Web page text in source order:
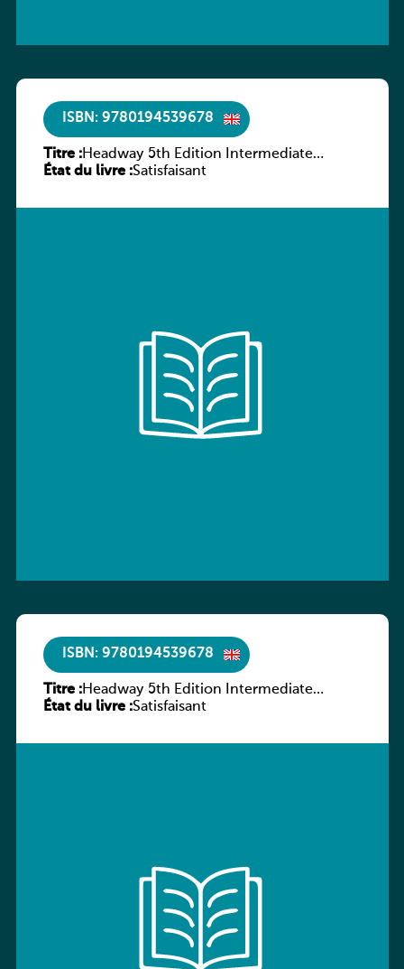
ISBN: 9780194539678
Titre :Headway 5th Edition Intermediate
Workbook without key
État du livre :Satisfaisant
ISBN: 9780194539678
Titre :Headway 5th Edition Intermediate
Workbook without key
État du livre :Satisfaisant